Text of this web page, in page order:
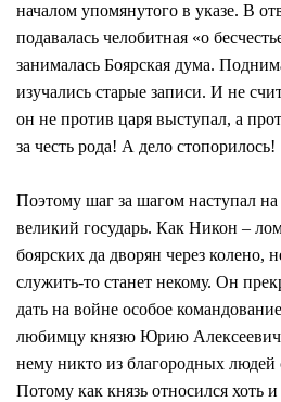
началом упомянутого в указе. В
подавалась челобитная «о
занималась Боярская дума.
изучались старые записи. И не
он не против царя выступал, а
за честь рода! А дело стопорилось!
Поэтому шаг за шагом наступал
великий государь. Как Никон –
боярских да дворян через колено,
служить-то станет некому. Он
дать на войне особое
любимцу князю Юрию
нему никто из благородных
Потому как князь относился хоть